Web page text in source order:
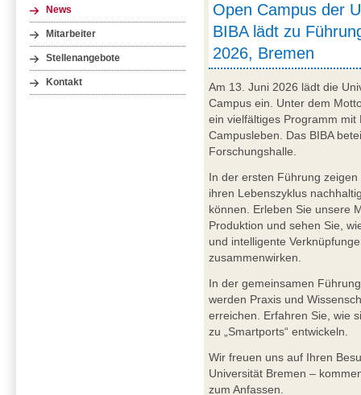
News
Mitarbeiter
Stellenangebote
Kontakt
Open Campus der
BIBA lädt zu
2026, Bremen
Am 13. Juni 2026 lädt die
Campus ein. Unter dem
ein vielfältiges Programm
Campusleben. Das BIBA
Forschungshalle.
In der ersten Führung
ihren Lebenszyklus
können. Erleben Sie unsere
Produktion und sehen Sie,
und intelligente
zusammenwirken.
In der gemeinsamen
werden Praxis und
erreichen. Erfahren Sie, wie
zu „Smartports“ entwickeln.
Wir freuen uns auf Ihren
Universität Bremen –
zum Anfassen.